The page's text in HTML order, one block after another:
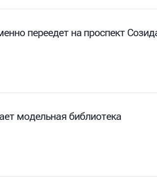
переедет на проспект
модельная библиотека